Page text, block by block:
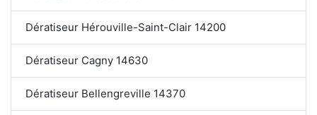
Dératiseur Hérouville-Saint-Clair 14200
Dératiseur Cagny 14630
Dératiseur Bellengreville 14370